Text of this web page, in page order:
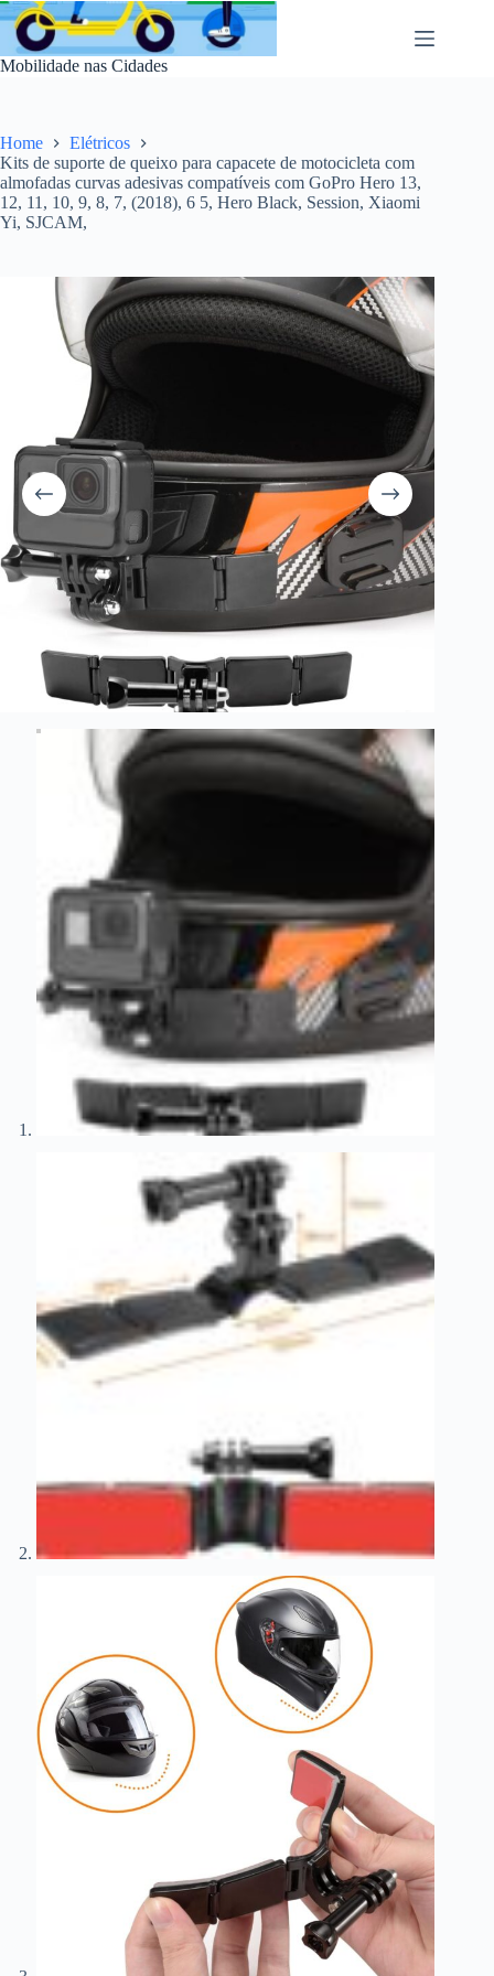
Pular
para
conteúdo
Mobilidade nas Cidades
Home
Elétricos
Kits de suporte de queixo para capacete de motocicleta com
almofadas curvas adesivas compatíveis com GoPro Hero 13,
12, 11, 10, 9, 8, 7, (2018), 6 5, Hero Black, Session, Xiaomi
Yi, SJCAM,